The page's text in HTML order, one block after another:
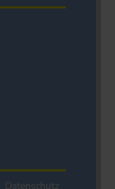
Datenschutz